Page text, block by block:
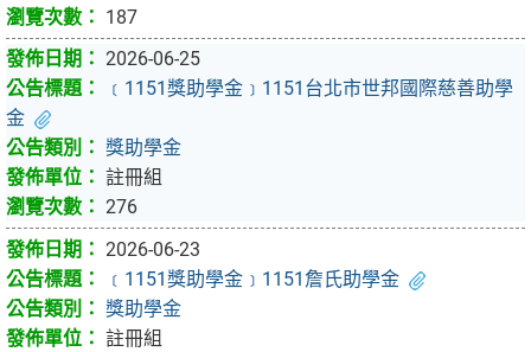
187
2026-06-25
﹝1151獎助學金﹞1151台北市世邦國際慈善助學
金
獎助學金
註冊組
276
2026-06-23
﹝1151獎助學金﹞1151詹氏助學金
獎助學金
註冊組